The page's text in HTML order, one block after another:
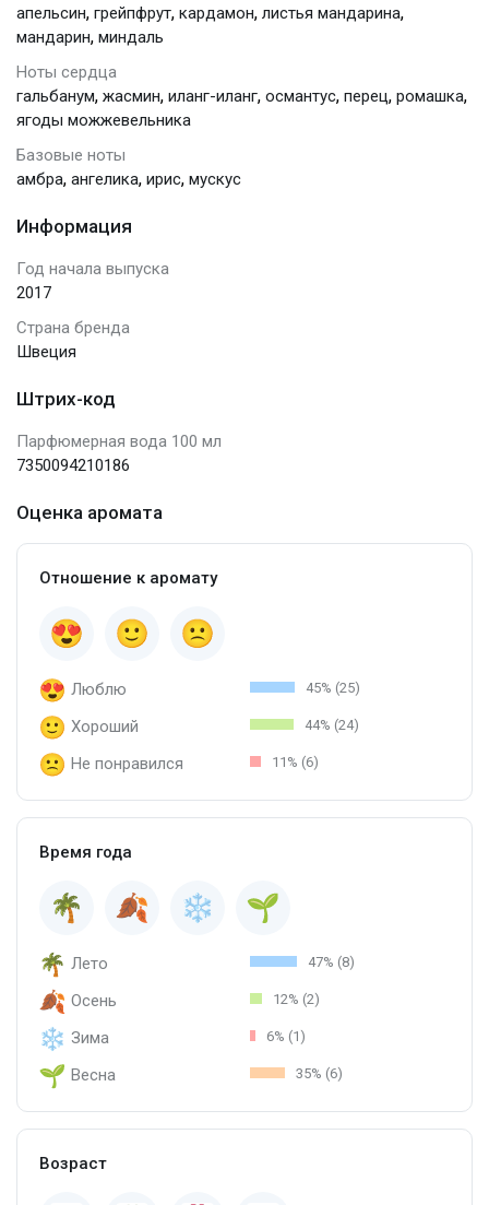
апельсин, грейпфрут, кардамон, листья мандарина,
мандарин, миндаль
Ноты сердца
гальбанум, жасмин, иланг-иланг, османтус, перец, ромашка,
ягоды можжевельника
Базовые ноты
амбра, ангелика, ирис, мускус
Информация
Год начала выпуска
2017
Страна бренда
Швеция
Штрих-код
Парфюмерная вода 100 мл
7350094210186
Оценка аромата
Отношение к аромату
Люблю 45% (25)
Хороший 44% (24)
Не понравился 11% (6)
Время года
Лето 47% (8)
Осень 12% (2)
Зима 6% (1)
Весна 35% (6)
Возраст